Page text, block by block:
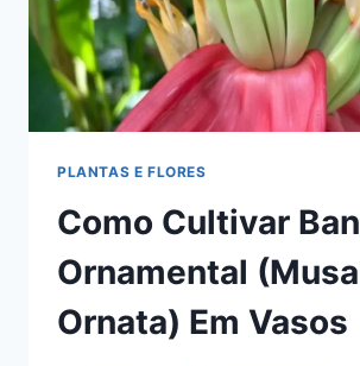
PLANTAS E FLORES
Como Cultivar
Ornamental (Musa
Ornata) Em Vasos